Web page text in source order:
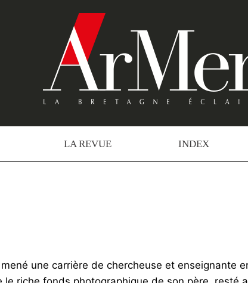
LA REVUE INDEX
une carrière de chercheuse et enseignante